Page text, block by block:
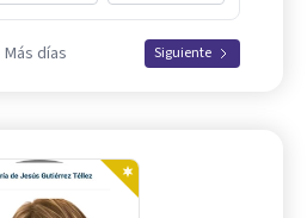
Más días Siguiente